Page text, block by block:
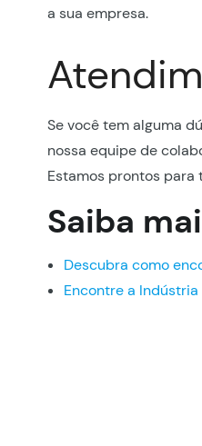
a sua empresa.
Se você tem alguma
nossa equipe de
Estamos prontos para
Saiba
Descubra como
Encontre a